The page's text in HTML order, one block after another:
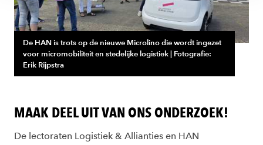
De HAN is trots op de nieuwe Microlino die wordt ingezet
voor micromobiliteit en stedelijke logistiek | Fotografie:
Erik Rijpstra
MAAK DEEL UIT VAN ONS ONDERZOEK!
De lectoraten Logistiek & Allianties en HAN